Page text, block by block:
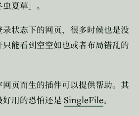
夏草」。
录状态下的网页，很多时候也是没
能看到空空如也或者布局错乱的
页而生的插件可以提供帮助。其
用的恐怕还是 SingleFile。